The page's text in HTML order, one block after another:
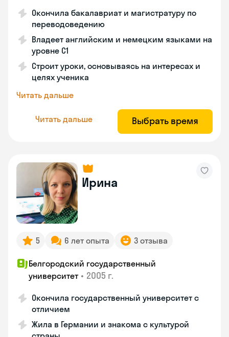
Окончила бакалавриат и магистратуру по
переводоведению
Владеет английским и немецким языками на
уровне C1
Строит уроки, основываясь на интересах и
целях ученика
Читать дальше
Читать дальше Выбрать время
Ирина
5 6 лет опыта 3 отзыва
Белгородский государственный
университет • 2005 г.
Окончила государственный университет с
отличием
Жила в Германии и знакома с культурой